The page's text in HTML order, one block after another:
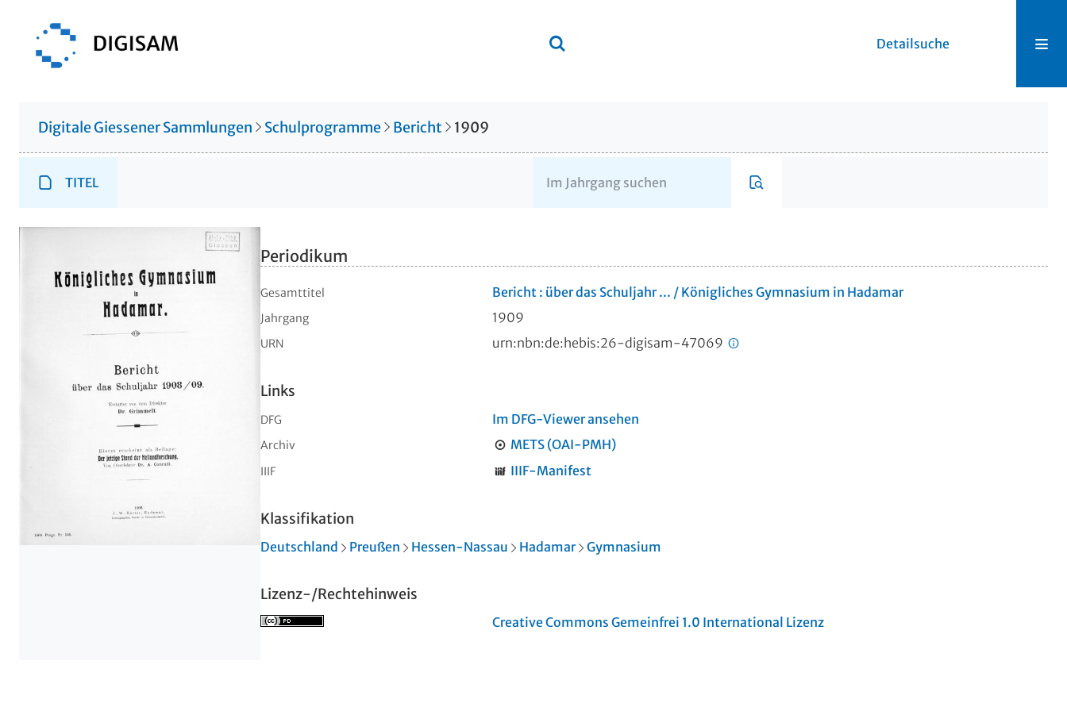
Detailsuche
Digitale Giessener Sammlungen Schulprogramme Bericht 1909
TITEL
Periodikum
Gesamttitel Bericht : über das Schuljahr ... / Königliches Gymnasium in Hadamar
Jahrgang 1909
URN urn:nbn:de:hebis:26-digisam-47069
Links
DFG Im DFG-Viewer ansehen
Archiv METS (OAI-PMH)
IIIF IIIF-Manifest
Klassifikation
Deutschland Preußen Hessen-Nassau Hadamar Gymnasium
Lizenz-/Rechtehinweis
Creative Commons Gemeinfrei 1.0 International Lizenz